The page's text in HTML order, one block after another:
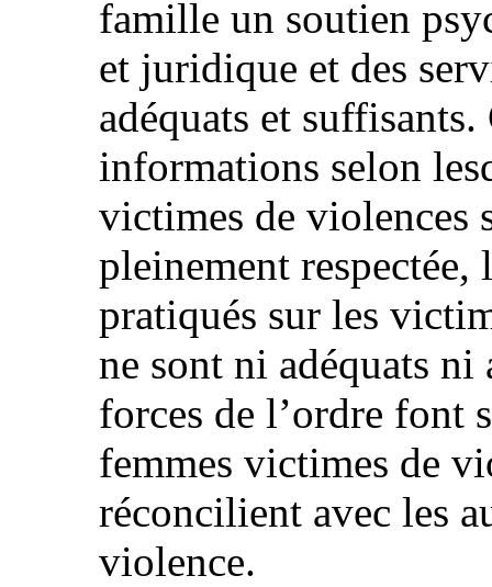
famille un soutien
et juridique et des
adéquats et
informations selon
victimes de violences
pleinement respectée,
pratiqués sur les
ne sont ni adéquats ni
forces de l’ordre font
femmes victimes de
réconcilient avec les
violence.